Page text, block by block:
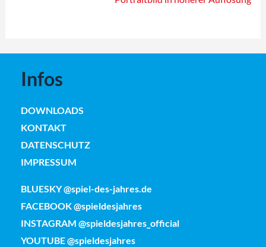
Infos
DOWNLOADS
KONTAKT
DATENSCHUTZ
IMPRESSUM
BLUESKY @spiel-des-jahres.de
FACEBOOK @spieldesjahres
INSTAGRAM @spieldesjahres_official
YOUTUBE @spieldesjahres